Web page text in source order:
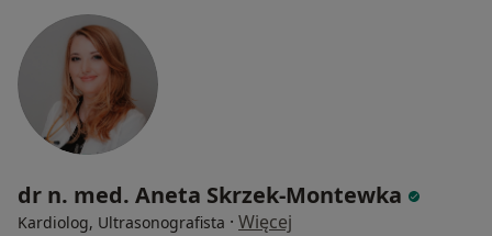
dr n. med. Aneta Skrzek-Montewka
Kardiolog, Ultrasonografista · Więcej